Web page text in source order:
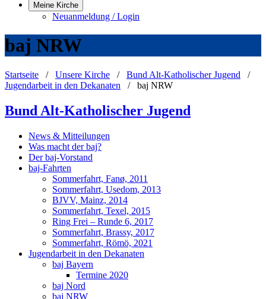
Meine Kirche
Neuanmeldung / Login
baj NRW
Startseite / Unsere Kirche / Bund Alt-Katholischer Jugend /
Jugendarbeit in den Dekanaten / baj NRW
Bund Alt-Katholischer Jugend
News & Mitteilungen
Was macht der baj?
Der baj-Vorstand
baj-Fahrten
Sommerfahrt, Fanø, 2011
Sommerfahrt, Usedom, 2013
BJVV, Mainz, 2014
Sommerfahrt, Texel, 2015
Ring Frei – Runde 6, 2017
Sommerfahrt, Brassy, 2017
Sommerfahrt, Römö, 2021
Jugendarbeit in den Dekanaten
baj Bayern
Termine 2020
baj Nord
baj NRW